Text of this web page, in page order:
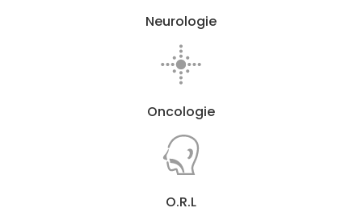
Neurologie
Oncologie
O.R.L